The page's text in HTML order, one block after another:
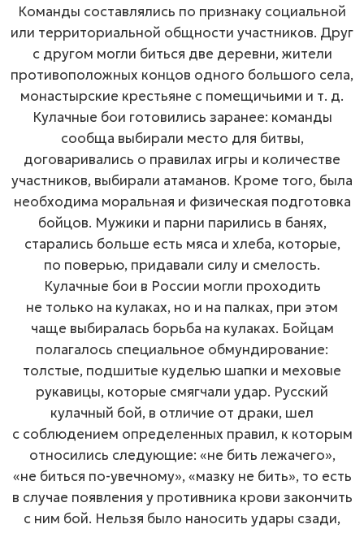
Команды составлялись по признаку социальной
или территориальной общности участников. Друг
с другом могли биться две деревни, жители
противоположных концов одного большого села,
монастырские крестьяне с помещичьими и т. д.
Кулачные бои готовились заранее: команды
сообща выбирали место для битвы,
договаривались о правилах игры и количестве
участников, выбирали атаманов. Кроме того, была
необходима моральная и физическая подготовка
бойцов. Мужики и парни парились в банях,
старались больше есть мяса и хлеба, которые,
по поверью, придавали силу и смелость.
Кулачные бои в России могли проходить
не только на кулаках, но и на палках, при этом
чаще выбиралась борьба на кулаках. Бойцам
полагалось специальное обмундирование:
толстые, подшитые куделью шапки и меховые
рукавицы, которые смягчали удар. Русский
кулачный бой, в отличие от драки, шел
с соблюдением определенных правил, к которым
относились следующие: «не бить лежачего»,
«не биться по-увечному», «мазку не бить», то есть
в случае появления у противника крови закончить
с ним бой. Нельзя было наносить удары сзади,